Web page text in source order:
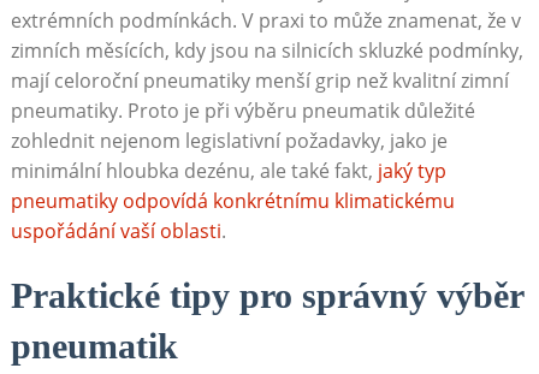
extrémních⁣ podmínkách. V praxi⁤ to ⁣může znamenat, že v
zimních měsících, kdy jsou na silnicích skluzké ⁣podmínky,
mají celoroční pneumatiky menší grip než kvalitní zimní
pneumatiky. Proto je při výběru pneumatik ⁤důležité
‍zohlednit nejenom legislativní požadavky, jako je
minimální hloubka dezénu, ale také ‍fakt, jaký typ
pneumatiky odpovídá konkrétnímu klimatickému
uspořádání vaší oblasti.
Praktické tipy pro správný výběr‌
pneumatik